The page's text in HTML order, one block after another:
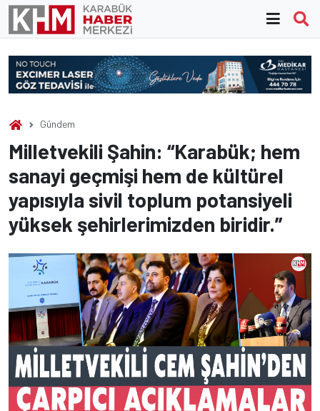
Skip
content
Gündem
Milletvekili Şahin: “Karabük; hem
sanayi geçmişi hem de kültürel
yapısıyla sivil toplum potansiyeli
yüksek şehirlerimizden biridir.”